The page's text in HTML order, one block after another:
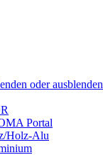
oder ausblenden
Portal
Holz-Alu